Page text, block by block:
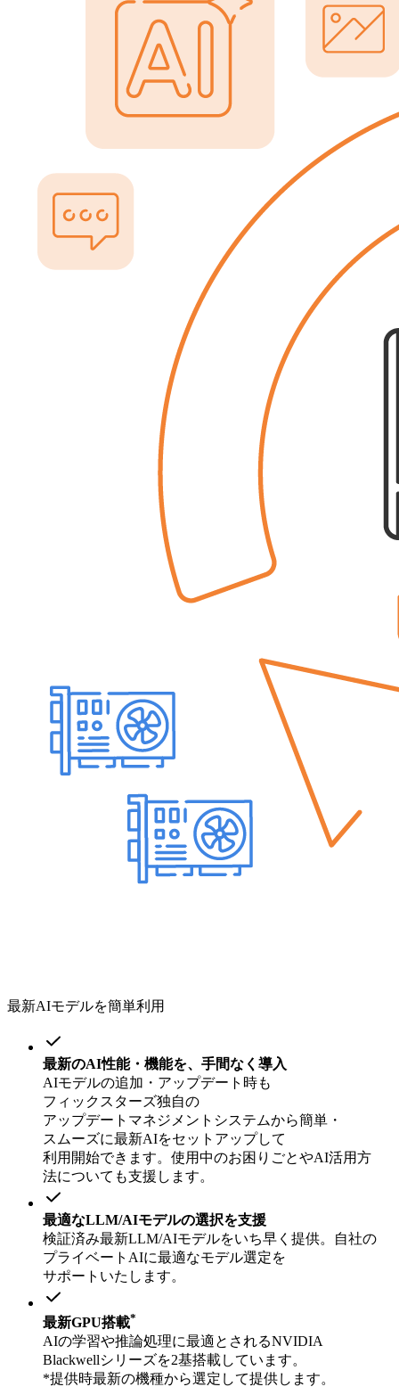
最新AIモデルを簡単利用
最新のAI性能・機能を、 手間なく 導入
AIモデルの追加・アップデート時も
フィックスターズ独自の
アップデートマネジメントシステムから簡単・
スムーズに最新AIをセットアップして
利用開始できます。 使用中のお困り ごとやAI活用方
法についても支援します。
最適なLLM/AIモデルの選択を支援
検証済み最新LLM/AIモデルをいち早く 提供。
自社の
プライベートAIに最適なモデル選定を
サポートいたします。
最新GPU搭載*
AIの学習や推論処理に最適と されるNVIDIA
Blackwellシリーズを2基搭載しています。
*提供時最新の機種から選定して提供します。